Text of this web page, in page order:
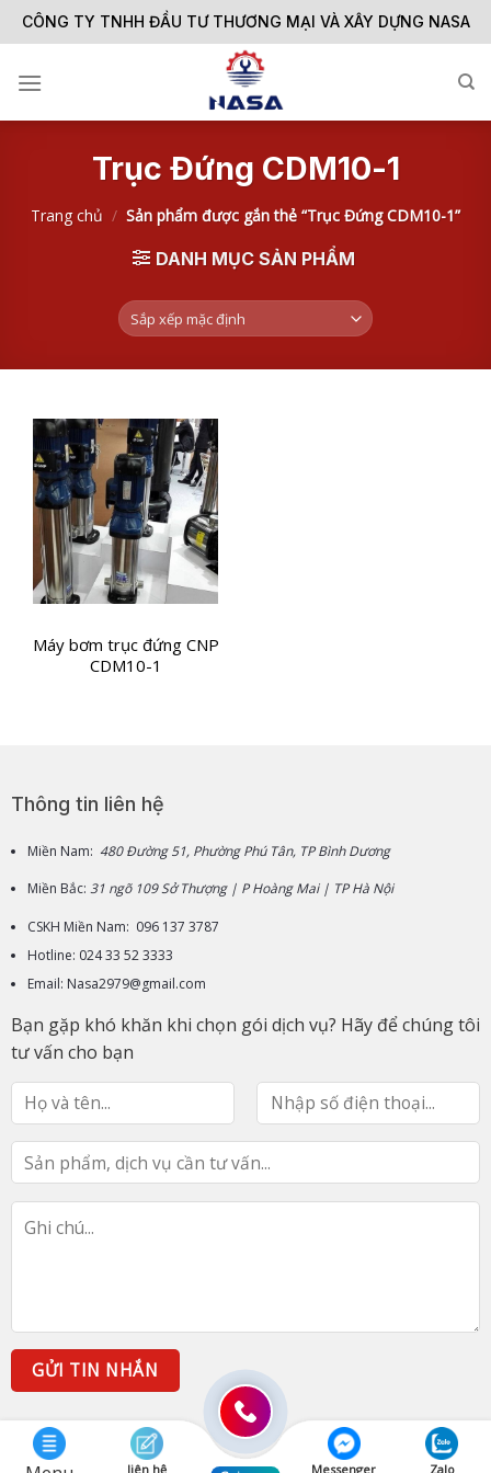
Skip
to
CÔNG TY TNHH ĐẦU TƯ THƯƠNG MẠI VÀ XÂY DỰNG NASA
Trục Đứng CDM10-1
Trang chủ / Sản phẩm được gắn thẻ “Trục Đứng CDM10-1”
DANH MỤC SẢN PHẨM
Máy bơm trục đứng CNP
CDM10-1
Thông tin liên hệ
Miền Nam: 480 Đường 51, Phường Phú Tân, TP Bình Dương
Miền Bắc: 31 ngõ 109 Sở Thượng | P Hoàng Mai | TP Hà Nội
CSKH Miền Nam: 096 137 3787
Hotline: 024 33 52 3333
Email: Nasa2979@gmail.com
Bạn gặp khó khăn khi chọn gói dịch vụ? Hãy để chúng tôi
tư vấn cho bạn
liên hệ Messenger Zalo